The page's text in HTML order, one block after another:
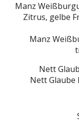
Manz
Zitrus, gelbe
Manz
Nett
Nett Glaube